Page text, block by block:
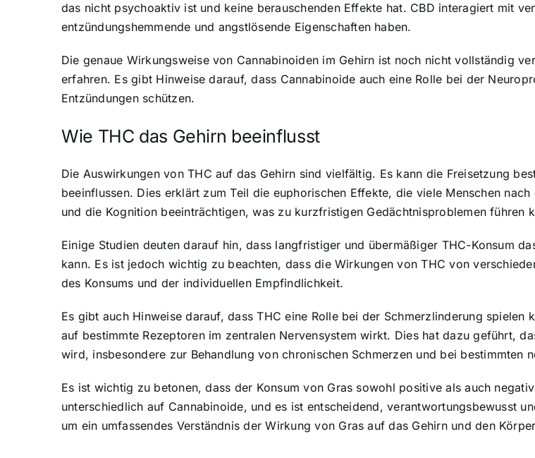
das nicht psychoaktiv ist und keine berauschenden Effekte hat. CBD interagiert mit
entzündungshemmende und angstlösende Eigenschaften haben.
Die genaue Wirkungsweise von Cannabinoiden im Gehirn ist noch nicht vollständig
erfahren. Es gibt Hinweise darauf, dass Cannabinoide auch eine Rolle bei der
Entzündungen schützen.
Wie THC das Gehirn beeinflusst
Die Auswirkungen von THC auf das Gehirn sind vielfältig. Es kann die Freisetzung
beeinflussen. Dies erklärt zum Teil die euphorischen Effekte, die viele Menschen
und die Kognition beeinträchtigen, was zu kurzfristigen Gedächtnisproblemen führen
Einige Studien deuten darauf hin, dass langfristiger und übermäßiger THC-Konsum
kann. Es ist jedoch wichtig zu beachten, dass die Wirkungen von THC von
des Konsums und der individuellen Empfindlichkeit.
Es gibt auch Hinweise darauf, dass THC eine Rolle bei der Schmerzlinderung
auf bestimmte Rezeptoren im zentralen Nervensystem wirkt. Dies hat dazu geführt,
wird, insbesondere zur Behandlung von chronischen Schmerzen und bei bestimmten
Es ist wichtig zu betonen, dass der Konsum von Gras sowohl positive als auch
unterschiedlich auf Cannabinoide, und es ist entscheidend, verantwortungsbewusst
um ein umfassendes Verständnis der Wirkung von Gras auf das Gehirn und den